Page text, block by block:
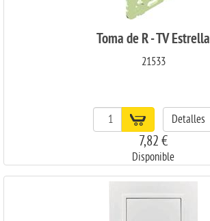
Toma de R - TV Estrella
21533
Detalles
7,82 €
Disponible